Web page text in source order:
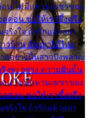
อน ไม่มีแหวนเพชรของ
ค่อน ขอให้เราซึ้งตรึง
ริงใจ ถ้ารักแล้วอย่า
วบ้าน สัญญาได้ไหม
กอย่างนั้นสาวบึงพลาญ
งซะอย่าง ความฝันนั้น
อน ไม่มีแหวนเพชรของ
ค่อน ขอให้เราซึ้งตรึง
ริงใจ ถ้ารักแล้วอย่า